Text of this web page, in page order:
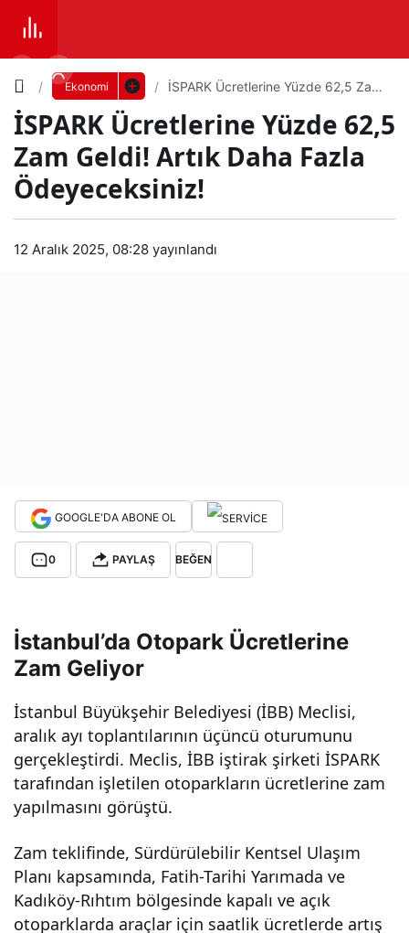
Ekonomi
İSPARK Ücretlerine Yüzde 62,5 Zam
Ödeyeceksiniz!
İSPARK Ücretlerine Yüzde 62,5
Zam Geldi! Artık Daha Fazla
Ödeyeceksiniz!
12 Aralık 2025, 08:28 yayınlandı
GOOGLE'DA ABONE OL
0 PAYLAŞ BEĞEN
İstanbul’da Otopark Ücretlerine
Zam Geliyor
İstanbul Büyükşehir Belediyesi (İBB) Meclisi,
aralık ayı toplantılarının üçüncü oturumunu
gerçekleştirdi. Meclis, İBB iştirak şirketi İSPARK
tarafından işletilen otoparkların ücretlerine zam
yapılmasını görüştü.
Zam teklifinde, Sürdürülebilir Kentsel Ulaşım
Planı kapsamında, Fatih-Tarihi Yarımada ve
Kadıköy-Rıhtım bölgesinde kapalı ve açık
otoparklarda araçlar için saatlik ücretlerde artış
İSP
62,
Zam
di!
Artı
Dah
Yazı
Boyutunu
Ayarla
0 PAYLAŞ